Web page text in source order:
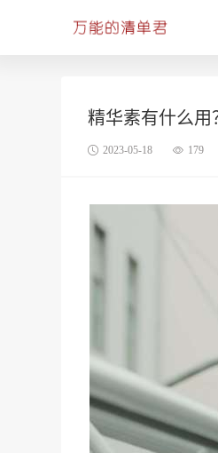
精华素有什么用
2023-05-18 179